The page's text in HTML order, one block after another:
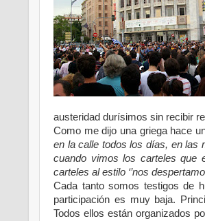
austeridad durísimos sin recibir
Como me dijo una griega hace
en la calle todos los días, en las
cuando vimos los carteles que
carteles al estilo ‘’nos
Cada tanto somos testigos de
participación es muy baja.
Todos ellos están organizados